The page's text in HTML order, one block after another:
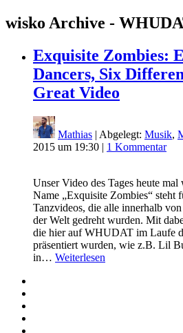
wisko Archive -
Exquisite Zombies:
Dancers, Six
Great Video
Mathias | Abgelegt: Musik,
2015 um 19:30 | 1 Kommentar
Unser Video des Tages heute
Name „Exquisite Zombies“ steht
Tanzvideos, die alle innerhalb
der Welt gedreht wurden. Mit
die hier auf WHUDAT im Laufe
präsentiert wurden, wie z.B. Lil
in… Weiterlesen